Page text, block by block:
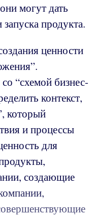
могут дать
продукта.
ценности
“схемой бизнес-
контекст,
который
и процессы
для
создающие